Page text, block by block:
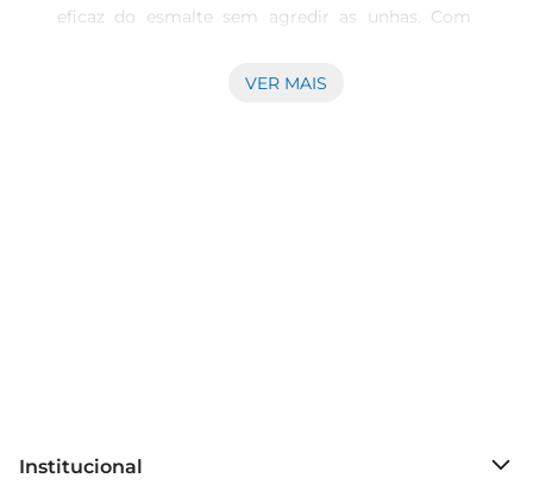
eficaz do esmalte sem agredir as unhas. Com
produto proporciona uma limpeza delicada,
apresentaum aroma suave que torna o momento
VER MAIS
Institucional